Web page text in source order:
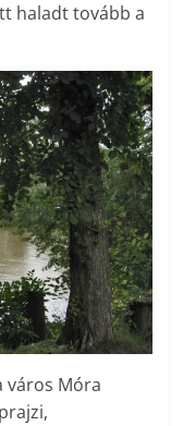
haladt tovább a
város Móra